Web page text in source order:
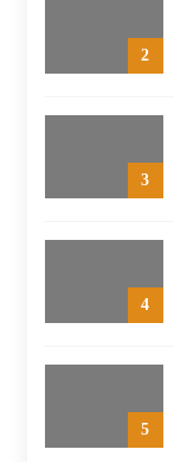
2
3
4
5